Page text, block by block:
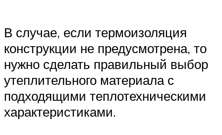
В случае, если термоизоляция
конструкции не предусмотрена, то
нужно сделать правильный выбор
утеплительного материала с
подходящими теплотехническими
характеристиками.